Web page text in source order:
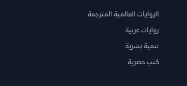
الروايات العالمية المترجمة
روايات عربية
تنمية بشرية
كتب حصرية